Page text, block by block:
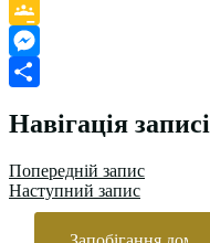
Viber
Google
Classroom
Messenger
Навігація
Попередній запис
Наступний запис